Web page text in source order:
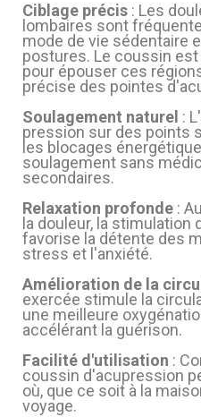
Ciblage précis : Les
lombaires sont
mode de vie sédentaire
postures. Le coussin
pour épouser ces
précise des pointes
Soulagement naturel :
pression sur des points
les blocages
soulagement sans
secondaires.
Relaxation profonde :
la douleur, la
favorise la détente des
stress et l'anxiété.
Amélioration de la
exercée stimule la
une meilleure
accélérant la guérison.
Facilité d'utilisation :
coussin d'acupression
où, que ce soit à la
voyage.